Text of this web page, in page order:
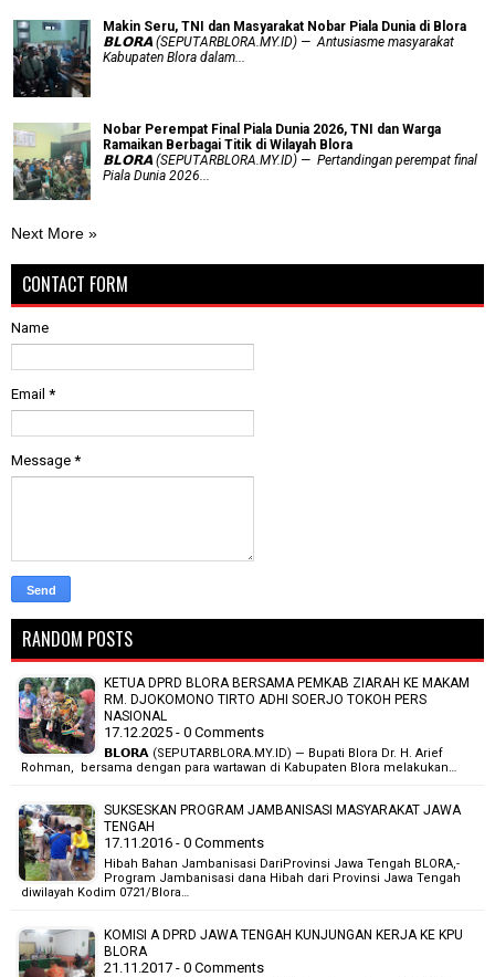
Makin Seru, TNI dan Masyarakat Nobar Piala Dunia di Blora
𝗕𝗟𝗢𝗥𝗔 (SEPUTARBLORA.MY.ID) — Antusiasme masyarakat
Kabupaten Blora dalam...
Nobar Perempat Final Piala Dunia 2026, TNI dan Warga
Ramaikan Berbagai Titik di Wilayah Blora
𝗕𝗟𝗢𝗥𝗔 (SEPUTARBLORA.MY.ID) — Pertandingan perempat final
Piala Dunia 2026...
Next More »
CONTACT FORM
Name
Email *
Message *
RANDOM POSTS
KETUA DPRD BLORA BERSAMA PEMKAB ZIARAH KE MAKAM
RM. DJOKOMONO TIRTO ADHI SOERJO TOKOH PERS
NASIONAL
17.12.2025 - 0 Comments
𝗕𝗟𝗢𝗥𝗔 (SEPUTARBLORA.MY.ID) — Bupati Blora Dr. H. Arief
Rohman, bersama dengan para wartawan di Kabupaten Blora melakukan…
SUKSESKAN PROGRAM JAMBANISASI MASYARAKAT JAWA
TENGAH
17.11.2016 - 0 Comments
Hibah Bahan Jambanisasi DariProvinsi Jawa Tengah BLORA,-
Program Jambanisasi dana Hibah dari Provinsi Jawa Tengah
diwilayah Kodim 0721/Blora…
KOMISI A DPRD JAWA TENGAH KUNJUNGAN KERJA KE KPU
BLORA
21.11.2017 - 0 Comments